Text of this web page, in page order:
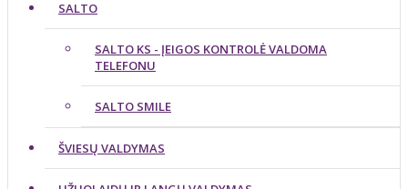
SALTO
SALTO KS - ĮEIGOS KONTROLĖ VALDOMA
TELEFONU
SALTO SMILE
ŠVIESŲ VALDYMAS